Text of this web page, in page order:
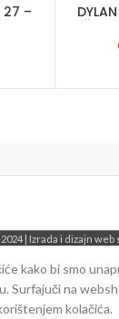
27 –
| Izrada i dizajn web
kako bi smo
Surfajuči na
kolačića.